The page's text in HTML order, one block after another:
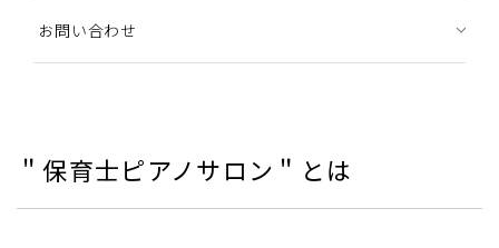
お問い合わせ
＂保育士ピアノサロン＂とは